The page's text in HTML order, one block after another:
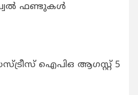
ഫണ്ടുകള്‍
ഐപിഒ ആഗസ്റ്റ് 5